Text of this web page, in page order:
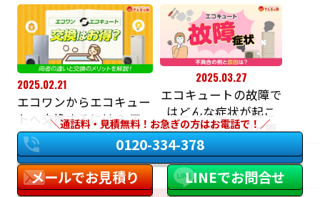
2025.02.21
エコワンからエコキュー
トへ交換するには？ 工
事手順と費用相場を解
説！
2025.03.27
エコキュートの故障で
はどんな症状が起こ
る？ 不具合の例と原
因を解説！
通話料・見積無料！お急ぎの方はお電話で！
0120-334-378
メールでお見積り
LINEでお問合せ